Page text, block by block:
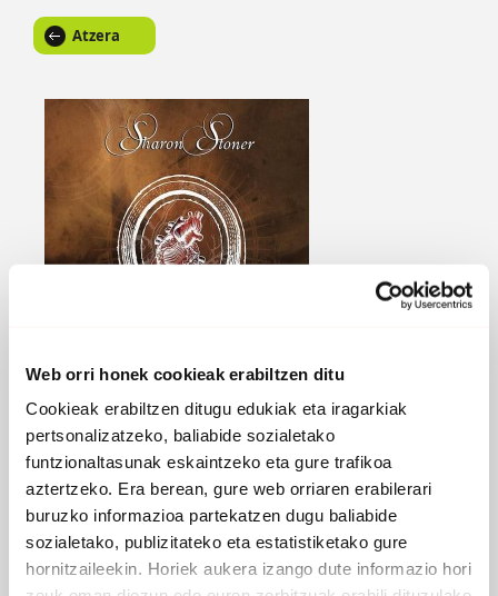
Web orri honek cookieak erabiltzen ditu
Cookieak erabiltzen ditugu edukiak eta iragarkiak
pertsonalizatzeko, baliabide sozialetako
funtzionaltasunak eskaintzeko eta gure trafikoa
aztertzeko. Era berean, gure web orriaren erabilerari
buruzko informazioa partekatzen dugu baliabide
sozialetako, publizitateko eta estatistiketako gure
hornitzaileekin. Horiek aukera izango dute informazio hori
Atzera
EROSI
13 TAUPADA
2008 - Gor